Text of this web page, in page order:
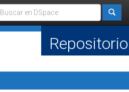
Repositorio